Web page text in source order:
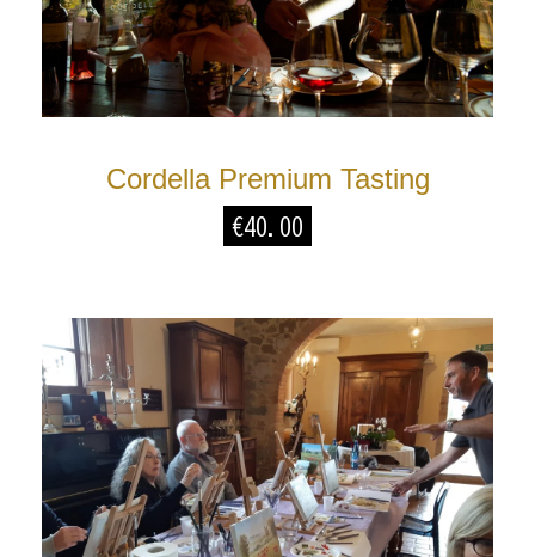
Cordella Premium Tasting
€40.00